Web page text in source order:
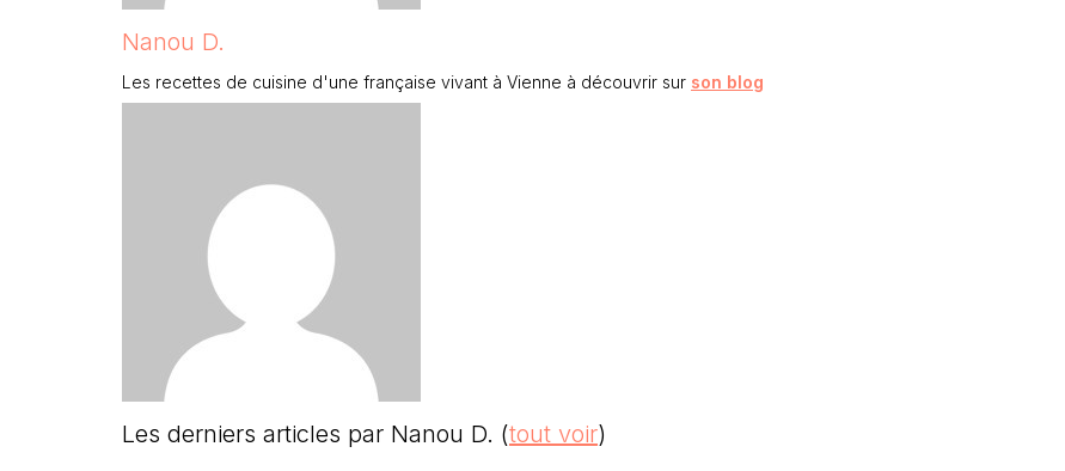
Nanou D.
Les recettes de cuisine d'une française vivant à Vienne à découvrir sur son blog
Les derniers articles par Nanou D. (tout voir)